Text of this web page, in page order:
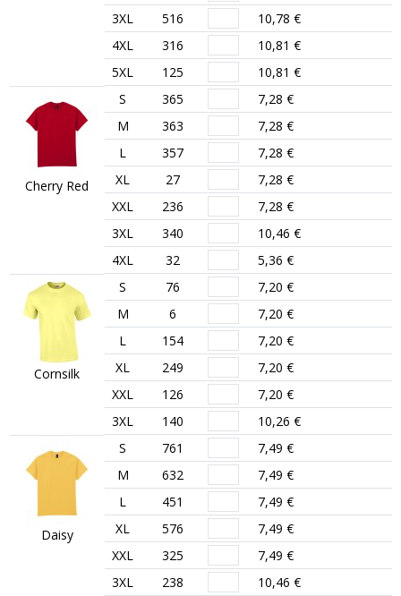
3XL
516
10,78 €
4XL
316
10,81 €
5XL
125 10,81 €
Cherry Red
S 365
7,28 €
M
363
7,28 €
L
357
7,28 €
XL
27
7,28 €
XXL
236
7,28 €
3XL
340
10,46 €
4XL
32 5,36 €
Cornsilk
S 76
7,20 €
M
6
7,20 €
L
154
7,20 €
XL
249
7,20 €
XXL
126
7,20 €
3XL
140 10,26 €
Daisy
S 761
7,49 €
M
632
7,49 €
L
451
7,49 €
XL
576
7,49 €
XXL
325
7,49 €
3XL
238
10,46 €